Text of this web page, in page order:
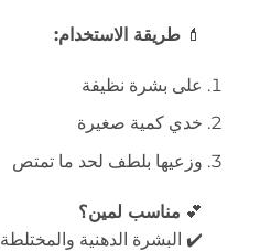
💄 طريقة الاستخدام:
على بشرة نظيفة
خدي كمية صغيرة
وزعيها بلطف لحد ما تمتص
💕 مناسب لمين؟
✔️ البشرة الدهنية والمختلطة